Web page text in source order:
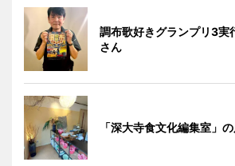
調布歌好きグランプリ3実
さん
「深大寺食文化編集室」